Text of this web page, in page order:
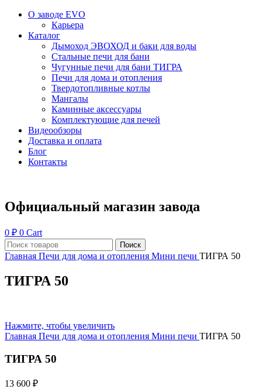
О заводе EVO
Карьера
Каталог
Дымоход ЭВОХОД и баки для воды
Стальные печи для бани
Чугунные печи для бани ТИГРА
Печи для дома и отопления
Твердотопливные котлы
Мангалы
Каминные аксессуары
Комплектующие для печей
Видеообзоры
Доставка и оплата
Блог
Контакты
Официальный магазин завода
0 ₽ 0 Cart
Поиск
Главная Печи для дома и отопления Мини печи ТИГРА 50
ТИГРА 50
Нажмите, чтобы увеличить
Главная Печи для дома и отопления Мини печи ТИГРА 50
ТИГРА 50
13 600 ₽